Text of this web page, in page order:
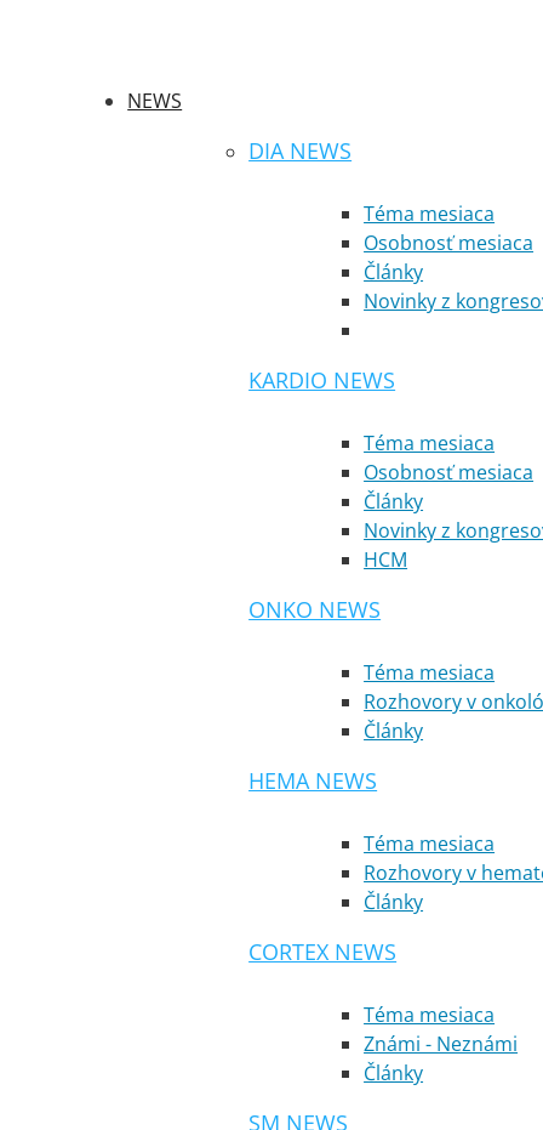
NEWS
DIA NEWS
Téma mesiaca
Osobnosť mesiaca
Články
Novinky z
KARDIO NEWS
Téma mesiaca
Osobnosť mesiaca
Články
Novinky z
HCM
ONKO NEWS
Téma mesiaca
Rozhovory v
Články
HEMA NEWS
Téma mesiaca
Rozhovory v
Články
CORTEX NEWS
Téma mesiaca
Známi - Neznámi
Články
SM NEWS